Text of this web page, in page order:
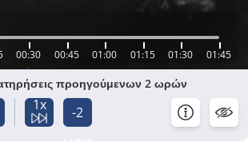
00:30 00:45 01:00 01:15 01:30 01:45
προηγούμενων 2 ωρών
1x
-2